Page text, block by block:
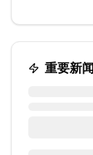
重要新闻